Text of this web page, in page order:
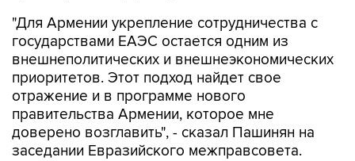
"Для Армении укрепление сотрудничества с
государствами ЕАЭС остается одним из
внешнеполитических и внешнеэкономических
приоритетов. Этот подход найдет свое
отражение и в программе нового
правительства Армении, которое мне
доверено возглавить", - сказал Пашинян на
заседании Евразийского межправсовета.